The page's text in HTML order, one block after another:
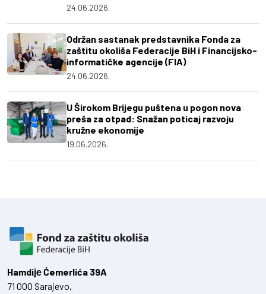
24.06.2026.
Održan sastanak predstavnika Fonda za
zaštitu okoliša Federacije BiH i Financijsko-
informatičke agencije (FIA)
24.06.2026.
U Širokom Brijegu puštena u pogon nova
preša za otpad: Snažan poticaj razvoju
kružne ekonomije
19.06.2026.
Hamdiје Ćemerlića 39A
71 000 Sarajevo,